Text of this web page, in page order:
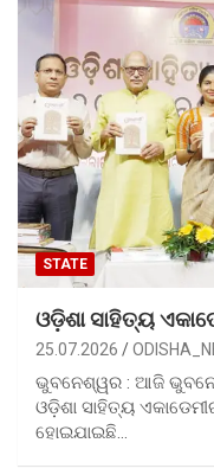
STATE
ଓଡ଼ିଶା ସାହିତ୍ୟ
25.07.2026
ଭୁବନେଶ୍ୱର : ଆଜି
ଓଡ଼ିଶା ସାହିତ୍ୟ
ହୋଇଯାଇଛି…